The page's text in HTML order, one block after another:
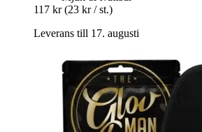
117 kr (23 kr / st.)
Leverans till 17. augusti